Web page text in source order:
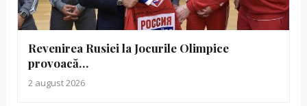
Revenirea Rusiei la Jocurile Olimpice
provoacă…
2 august 2026